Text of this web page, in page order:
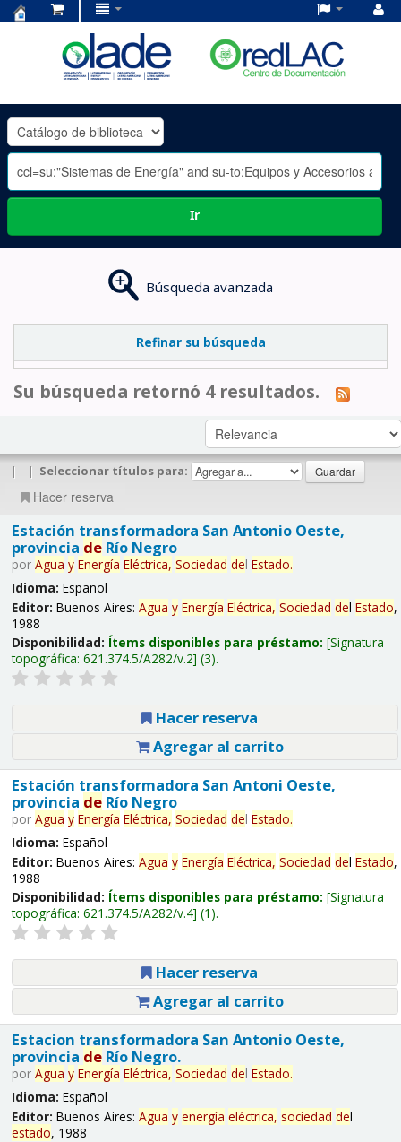
OLADE
-
Ir
Búsqueda avanzada
Refinar su búsqueda
Su búsqueda retornó 4 resultados.
| | Seleccionar títulos para:
Hacer reserva
Estación transformadora San Antonio Oeste,
provincia deRío Negro
por Agua y Energía Eléctrica, Sociedad del Estado.
Idioma: Español
Editor: Buenos Aires: Agua y Energía Eléctrica, Sociedad del Estado,
1988
Disponibilidad: Ítems disponibles para préstamo: Signatura
topográfica: 621.374.5/A282/v.2 (3).
Hacer reserva
Agregar al carrito
Estación transformadora San Antoni Oeste,
provincia deRío Negro
por Agua y Energía Eléctrica, Sociedad del Estado.
Idioma: Español
Editor: Buenos Aires: Agua y Energía Eléctrica, Sociedad del Estado,
1988
Disponibilidad: Ítems disponibles para préstamo: Signatura
topográfica: 621.374.5/A282/v.4 (1).
Hacer reserva
Agregar al carrito
Estacion transformadora San Antonio Oeste,
provincia deRío Negro.
por Agua y Energía Eléctrica, Sociedad del Estado.
Idioma: Español
Editor: Buenos Aires: Agua y energía eléctrica, sociedad del
estado, 1988